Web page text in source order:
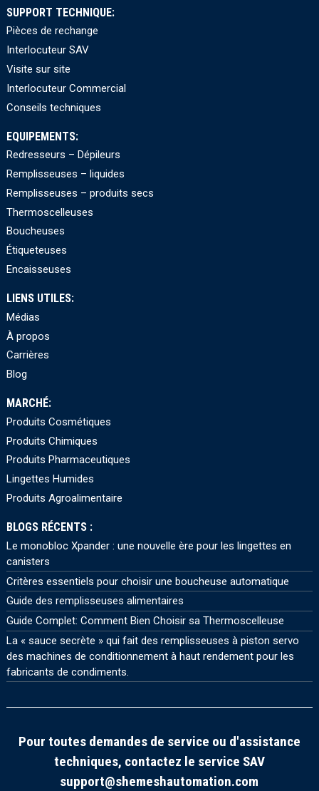
SUPPORT TECHNIQUE:
Pièces de rechange
Interlocuteur SAV
Visite sur site
Interlocuteur Commercial
Conseils techniques
EQUIPEMENTS:
Redresseurs – Dépileurs
Remplisseuses – liquides
Remplisseuses – produits secs
Thermoscelleuses
Boucheuses
Étiqueteuses
Encaisseuses
LIENS UTILES:
Médias
À propos
Carrières
Blog
MARCHÉ:
Produits Cosmétiques
Produits Chimiques
Produits Pharmaceutiques
Lingettes Humides
Produits Agroalimentaire
BLOGS RÉCENTS :
Le monobloc Xpander : une nouvelle ère pour les lingettes en
canisters
Critères essentiels pour choisir une boucheuse automatique
Guide des remplisseuses alimentaires
Guide Complet: Comment Bien Choisir sa Thermoscelleuse
La « sauce secrète » qui fait des remplisseuses à piston servo
des machines de conditionnement à haut rendement pour les
fabricants de condiments.
Pour toutes demandes de service ou d'assistance
techniques, contactez le service SAV
support@shemeshautomation.com